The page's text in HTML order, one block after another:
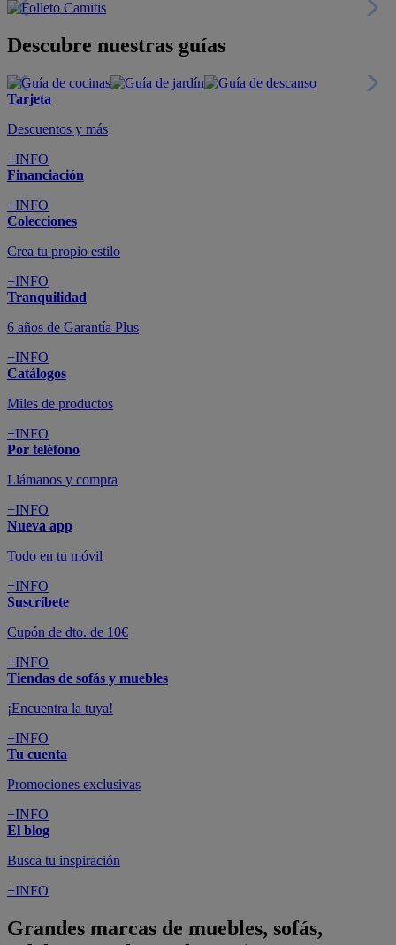
Descubre nuestras guías
Tarjeta
Descuentos y más
+INFO
Financiación
+INFO
Colecciones
Crea tu propio estilo
+INFO
Tranquilidad
6 años de Garantía Plus
+INFO
Catálogos
Miles de productos
+INFO
Por teléfono
Llámanos y compra
+INFO
Nueva app
Todo en tu móvil
+INFO
Suscríbete
Cupón de dto. de 10€
+INFO
Tiendas de sofás y muebles
¡Encuentra la tuya!
+INFO
Tu cuenta
Promociones exclusivas
+INFO
El blog
Busca tu inspiración
+INFO
Grandes marcas de muebles, sofás,